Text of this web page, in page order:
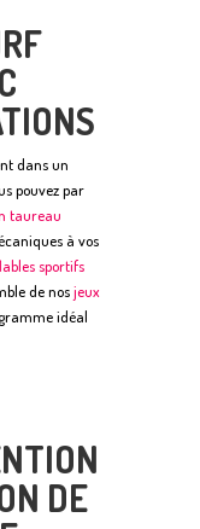
dans un
pouvez par
taureau
à vos
sportifs
de nosjeux
idéal
DE